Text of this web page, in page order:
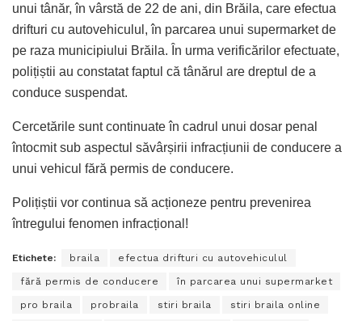
unui tânăr, în vârstă de 22 de ani, din Brăila, care efectua
drifturi cu autovehiculul, în parcarea unui supermarket de
pe raza municipiului Brăila. În urma verificărilor efectuate,
polițiștii au constatat faptul că tânărul are dreptul de a
conduce suspendat.
Cercetările sunt continuate în cadrul unui dosar penal
întocmit sub aspectul săvârșirii infracțiunii de conducere a
unui vehicul fără permis de conducere.
Polițiștii vor continua să acționeze pentru prevenirea
întregului fenomen infracțional!
Etichete: braila efectua drifturi cu autovehiculul
fără permis de conducere în parcarea unui supermarket
pro braila probraila stiri braila stiri braila online